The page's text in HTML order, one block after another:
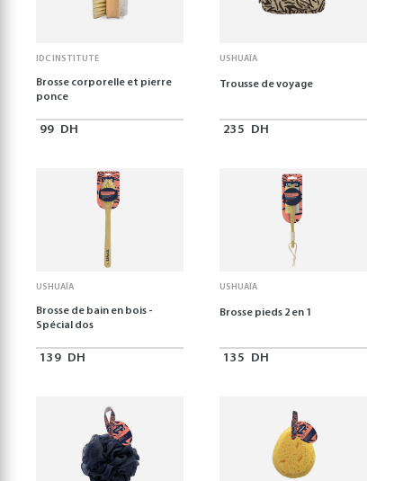
IDC INSTITUTE
Brosse corporelle et pierre
ponce
99 DH
USHUAÏA
Trousse de voyage
235 DH
USHUAÏA
Brosse de bain en bois -
Spécial dos
139 DH
USHUAÏA
Brosse pieds 2 en 1
135 DH